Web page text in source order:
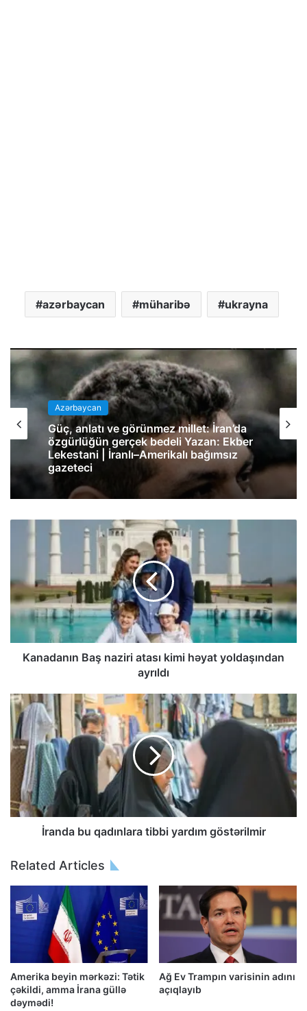
azərbaycan müharibə ukrayna
Azərbaycan
Güç, anlatı ve görünmez millet: İran’da
özgürlüğün gerçek bedeli Yazan: Ekber
Lekestani | İranlı–Amerikalı bağımsız
gazeteci
Kanadanın Baş naziri atası kimi həyat yoldaşından
ayrıldı
İranda bu qadınlara tibbi yardım göstərilmir
Related Articles
Amerika beyin mərkəzi: Tətik
çəkildi, amma İrana güllə
dəymədi!
Ağ Ev Trampın varisinin adını
açıqlayıb